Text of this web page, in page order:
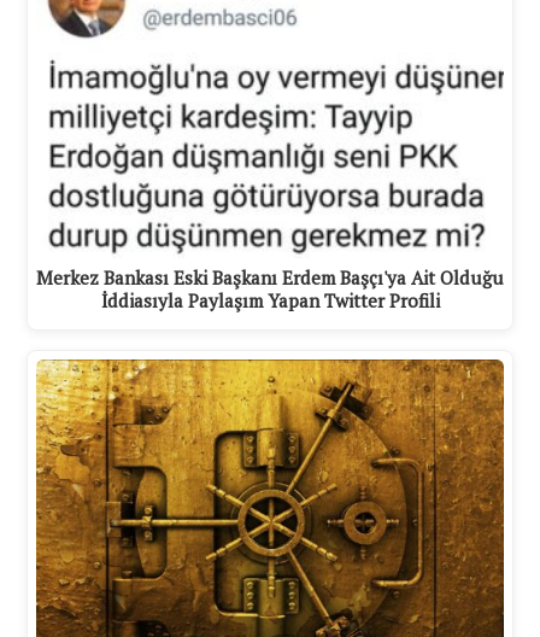
Merkez Bankası Eski Başkanı Erdem Başçı'ya Ait Olduğu
İddiasıyla Paylaşım Yapan Twitter Profili